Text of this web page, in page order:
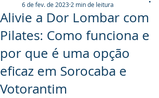
Alivie a Dor Lombar com
Pilates: Como funciona e
por que é uma opção
eficaz em Sorocaba e
Votorantim
6 de fev. de 2023 2 min de leitura